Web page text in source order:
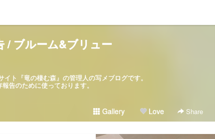
/ ブルーム&ブリュー
イト『竜の棲む森』の管理人の写メブログです。
人の生存報告のために使っております。
Gallery Love Share